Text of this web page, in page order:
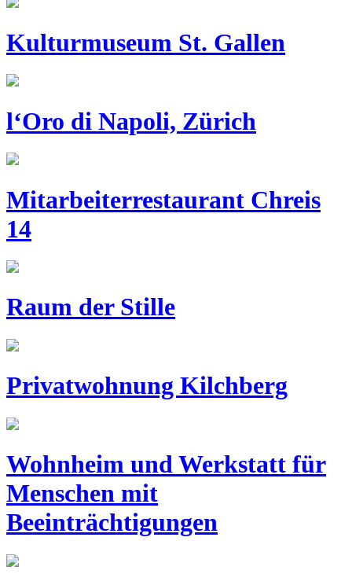
Kulturmuseum St. Gallen
l‘Oro di Napoli, Zürich
Mitarbeiterrestaurant Chreis
14
Raum der Stille
Privatwohnung Kilchberg
Wohnheim und Werkstatt für
Menschen mit
Beeinträchtigungen